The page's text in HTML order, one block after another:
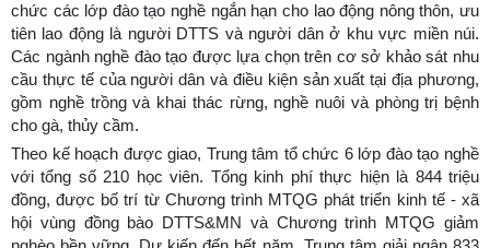
chức các lớp đào tạo nghề ngắn hạn cho lao động nông thôn, ưu
tiên lao động là người DTTS và người dân ở khu vực miền núi.
Các ngành nghề đào tạo được lựa chọn trên cơ sở khảo sát nhu
cầu thực tế của người dân và điều kiện sản xuất tại địa phương,
gồm nghề trồng và khai thác rừng, nghề nuôi và phòng trị bệnh
cho gà, thủy cầm.
Theo kế hoạch được giao, Trung tâm tổ chức 6 lớp đào tạo nghề
với tổng số 210 học viên. Tổng kinh phí thực hiện là 844 triệu
đồng, được bố trí từ Chương trình MTQG phát triển kinh tế - xã
hội vùng đồng bào DTTS&MN và Chương trình MTQG giảm